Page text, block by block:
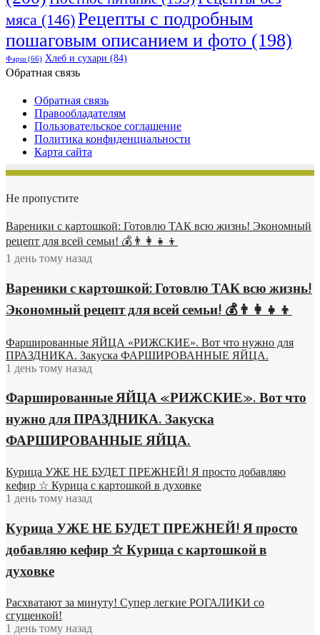
мяса (146)Рецепты с подробным
пошаговым описанием и фото (198)
Фарш(66) Хлеб и сухари (84)
Обратная связь
Обратная связь
Правообладателям
Пользовательское соглашение
Политика конфиденциальности
Карта сайта
Не пропустите
Вареники с картошкой: Готовлю ТАК всю жизнь! Экономный
рецепт для всей семьи! 💰👨👩👧👦
1 день тому назад
Вареники с картошкой: Готовлю ТАК всю жизнь!
Экономный рецепт для всей семьи! 💰👨👩👧👦
Фаршированные ЯЙЦА «РИЖСКИЕ». Вот что нужно для
ПРАЗДНИКА. Закуска ФАРШИРОВАННЫЕ ЯЙЦА.
1 день тому назад
Фаршированные ЯЙЦА «РИЖСКИЕ». Вот что
нужно для ПРАЗДНИКА. Закуска
ФАРШИРОВАННЫЕ ЯЙЦА.
Курица УЖЕ НЕ БУДЕТ ПРЕЖНЕЙ! Я просто добавляю
кефир ☆ Курица с картошкой в духовке
1 день тому назад
Курица УЖЕ НЕ БУДЕТ ПРЕЖНЕЙ! Я просто
добавляю кефир ☆ Курица с картошкой в
духовке
Расхватают за минуту! Супер легкие РОГАЛИКИ со
сгущенкой!
1 день тому назад